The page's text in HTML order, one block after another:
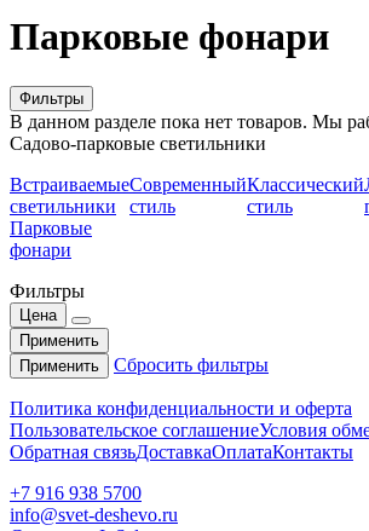
Парковые фонари
Фильтры
В данном разделе пока нет товаров. Мы
Садово-парковые светильники
Встраиваемые
светильники
Современный
стиль
Классический
стиль
Парковые
фонари
Фильтры
Цена
Применить
Применить
Сбросить фильтры
Политика конфиденциальности и оферта
Пользовательское соглашениеУсловия
Обратная связьДоставкаОплатаКонтакты
+7 916 938 5700
info@svet-deshevo.ru